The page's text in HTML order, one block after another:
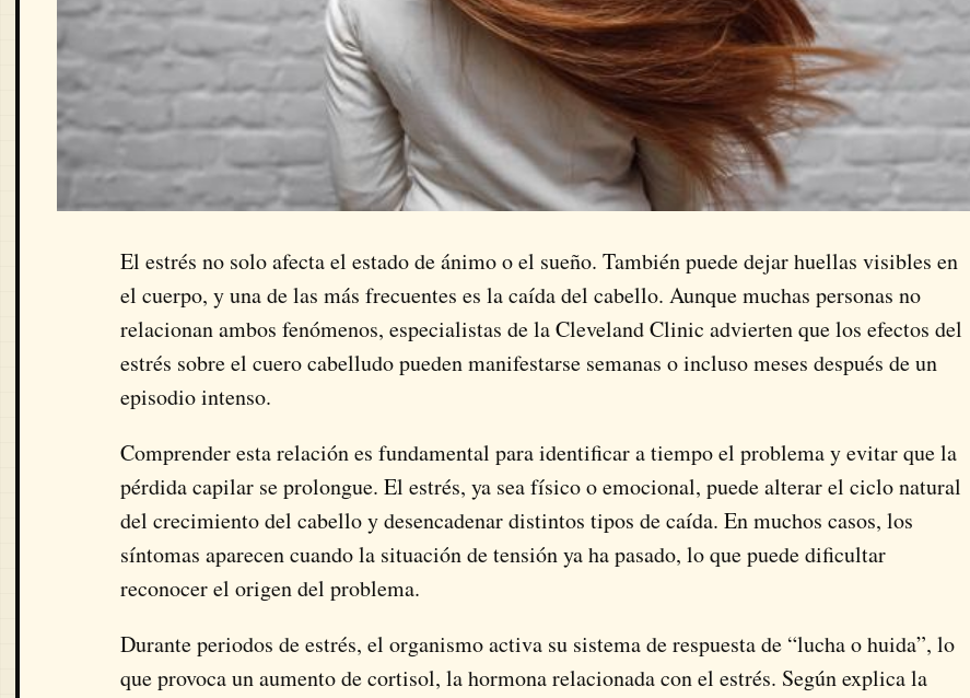
El estrés no solo afecta el estado de ánimo o el sueño. También puede dejar huellas visibles en
el cuerpo, y una de las más frecuentes es la caída del cabello. Aunque muchas personas no
relacionan ambos fenómenos, especialistas de laCleveland Clinic advierten que los efectos del
estrés sobre el cuero cabelludo pueden manifestarse semanas o incluso meses después de un
episodio intenso.
Comprender esta relación es fundamental para identificar a tiempo el problema y evitar que la
pérdida capilar se prolongue. El estrés, ya sea físico o emocional, puede alterar el ciclo natural
del crecimiento del cabello y desencadenar distintos tipos de caída. En muchos casos, los
síntomas aparecen cuando la situación de tensión ya ha pasado, lo que puede dificultar
reconocer el origen del problema.
Durante periodos de estrés, el organismo activa su sistema de respuesta de “lucha o huida”, lo
que provoca un aumento de cortisol, la hormona relacionada con el estrés. Según explica la